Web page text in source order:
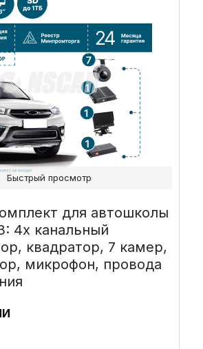
для автошколы
4х канальный
квадратор, 7 камер,
микрофон, провода
Быстрый просмотр